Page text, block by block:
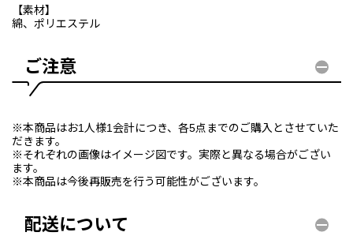
【素材】
綿、ポリエステル
ご注意
※本商品はお1人様1会計につき、各5点までのご購入とさせていた
だきます。
※それぞれの画像はイメージ図です。実際と異なる場合がござい
ます。
※本商品は今後再販売を行う可能性がございます。
配送について